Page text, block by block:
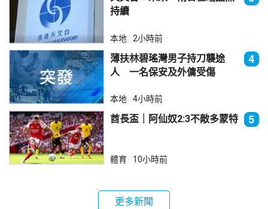
持續
本地 2小時前
薄扶林碧瑤灣男子持刀襲途
人 一名保安及外傭受傷
4
本地 4小時前
酋長盃｜阿仙奴2:3不敵多蒙特 5
體育 10小時前
更多新聞